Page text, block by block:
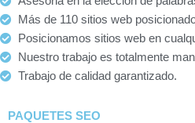
Más de 110 sitios web
Posicionamos sitios web en
Nuestro trabajo es totalmente
Trabajo de calidad garantizado.
PAQUETES SEO